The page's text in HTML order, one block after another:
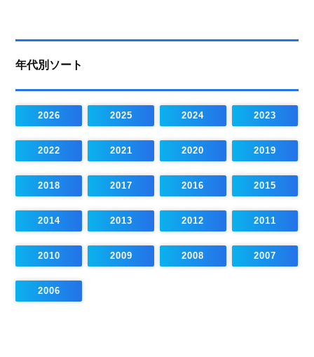
年代別ソート
2026 2025 2024 2023
2022 2021 2020 2019
2018 2017 2016 2015
2014 2013 2012 2011
2010 2009 2008 2007
2006